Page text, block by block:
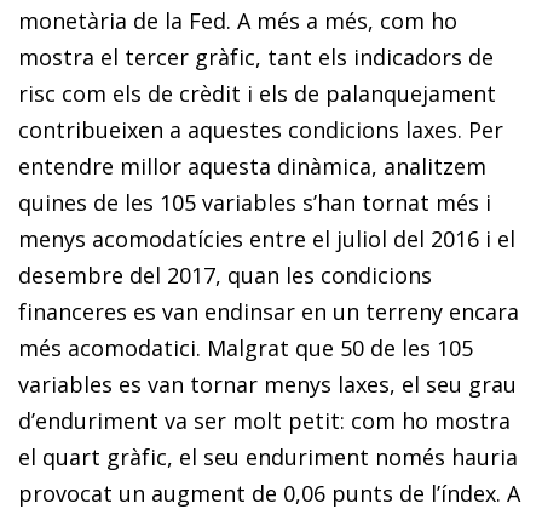
monetària de la Fed. A més a més, com ho
mostra el tercer gràfic, tant els indicadors de
risc com els de crèdit i els de palanquejament
contribueixen a aquestes condicions laxes. Per
entendre millor aquesta dinàmica, analitzem
quines de les 105 variables s’han tornat més i
menys acomodatícies entre el juliol del 2016 i el
desembre del 2017, quan les condicions
financeres es van endinsar en un terreny encara
més acomodatici. Malgrat que 50 de les 105
variables es van tornar menys laxes, el seu grau
d’enduriment va ser molt petit: com ho mostra
el quart gràfic, el seu enduriment només hauria
provocat un augment de 0,06 punts de l’índex. A